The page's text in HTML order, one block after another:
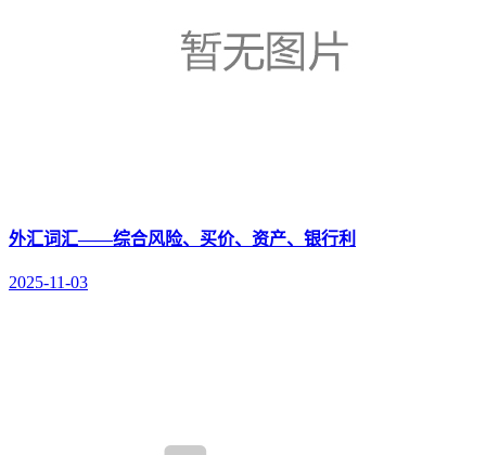
外汇词汇——综合风险、买价、资产、银行利
2025-11-03